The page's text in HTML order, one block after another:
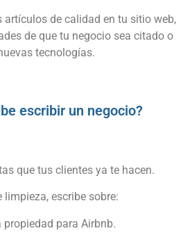
artículos de calidad en tu sitio web,
de que tu negocio sea citado o
tecnologías.
escribir un negocio?
que tus clientes ya te hacen.
escribe sobre:
propiedad para Airbnb.